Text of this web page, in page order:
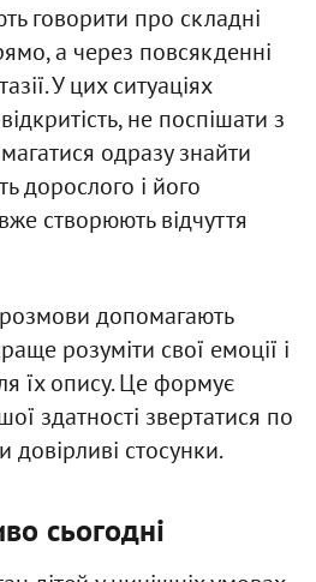
говорити про складні
а через повсякденні
У цих ситуаціях
не поспішати з
одразу знайти
дорослого і його
створюють відчуття
розмови допомагають
розуміти свої емоції і
їх опису. Це формує
здатності звертатися по
довірливі стосунки.
сьогодні